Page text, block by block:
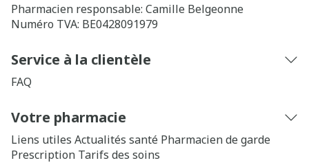
Pharmacien responsable: Camille Belgeonne
Numéro TVA: BE0428091979
Service à la clientèle
FAQ
Votre pharmacie
Liens utiles Actualités santé Pharmacien de garde
Prescription Tarifs des soins